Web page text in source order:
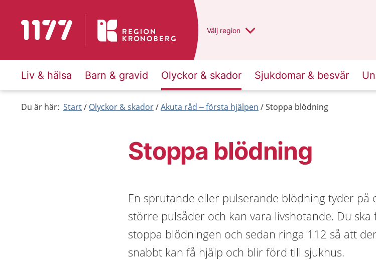
Till startsidan för 1177 Du har valt region
Välj en annan
region
Liv & hälsa Barn & gravid Olyckor & skador Sjukdomar & besvär
Du är här: Start Olyckor & skador Akuta råd – första hjälpen Stoppa blödning
Stoppa blödning
En sprutande eller pulserande blödning tyder på
större pulsåder och kan vara livshotande. Du ska
stoppa blödningen och sedan ringa 112 så att
snabbt kan få hjälp och blir förd till sjukhus.